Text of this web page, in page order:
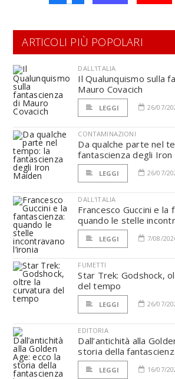
ARTICOLI PIÙ POPOLARI
DALL'ITALIA
Il Qualunquismo sulla
Mauro Covacich
LEGGI 26/07/
CONTAMINAZIONI
Da qualche parte nel
fantascienza degli Iron
LEGGI 26/07/
DALL'ITALIA
Francesco Guccini e la
quando le stelle
LEGGI 7/08/
FUMETTI
Star Trek: Godshock,
del tempo
LEGGI 26/07/
EDITORIA
Dall’antichità alla
storia della
LEGGI 16/07/